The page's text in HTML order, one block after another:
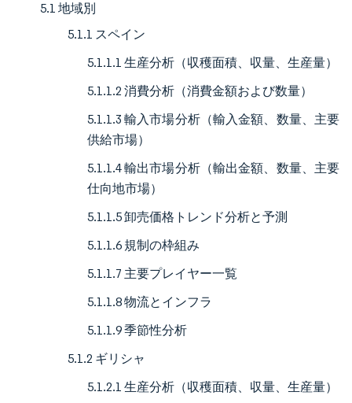
5.1 地域別
5.1.1 スペイン
5.1.1.1 生産分析（収穫面積、収量、生産量）
5.1.1.2 消費分析（消費金額および数量）
5.1.1.3 輸入市場分析（輸入金額、数量、主要
供給市場）
5.1.1.4 輸出市場分析（輸出金額、数量、主要
仕向地市場）
5.1.1.5 卸売価格トレンド分析と予測
5.1.1.6 規制の枠組み
5.1.1.7 主要プレイヤー一覧
5.1.1.8 物流とインフラ
5.1.1.9 季節性分析
5.1.2 ギリシャ
5.1.2.1 生産分析（収穫面積、収量、生産量）